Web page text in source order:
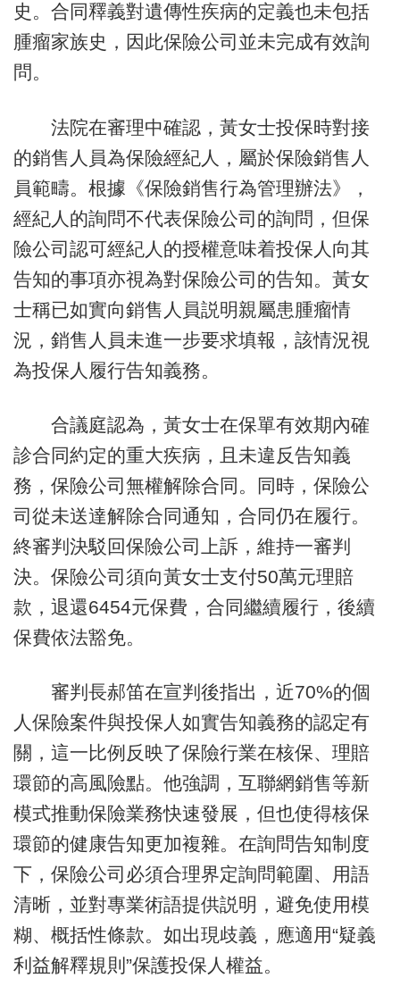
史。合同釋義對遺傳性疾病的定義也未包括
腫瘤家族史，因此保險公司並未完成有效詢
問。
法院在審理中確認，黃女士投保時對接
的銷售人員為保險經紀人，屬於保險銷售人
員範疇。根據《保險銷售行為管理辦法》，
經紀人的詢問不代表保險公司的詢問，但保
險公司認可經紀人的授權意味着投保人向其
告知的事項亦視為對保險公司的告知。黃女
士稱已如實向銷售人員説明親屬患腫瘤情
況，銷售人員未進一步要求填報，該情況視
為投保人履行告知義務。
合議庭認為，黃女士在保單有效期內確
診合同約定的重大疾病，且未違反告知義
務，保險公司無權解除合同。同時，保險公
司從未送達解除合同通知，合同仍在履行。
終審判決駁回保險公司上訴，維持一審判
決。保險公司須向黃女士支付50萬元理賠
款，退還6454元保費，合同繼續履行，後續
保費依法豁免。
審判長郝笛在宣判後指出，近70%的個
人保險案件與投保人如實告知義務的認定有
關，這一比例反映了保險行業在核保、理賠
環節的高風險點。他強調，互聯網銷售等新
模式推動保險業務快速發展，但也使得核保
環節的健康告知更加複雜。在詢問告知制度
下，保險公司必須合理界定詢問範圍、用語
清晰，並對專業術語提供説明，避免使用模
糊、概括性條款。如出現歧義，應適用“疑義
利益解釋規則”保護投保人權益。